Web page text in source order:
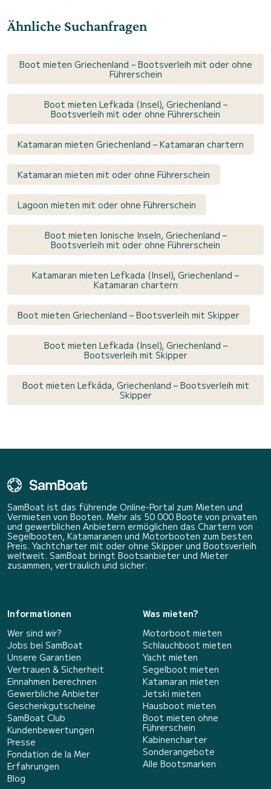
Ähnliche Suchanfragen
Boot mieten Griechenland – Bootsverleih mit oder ohne
Führerschein
Boot mieten Lefkada (Insel), Griechenland –
Bootsverleih mit oder ohne Führerschein
Katamaran mieten Griechenland – Katamaran chartern
Katamaran mieten mit oder ohne Führerschein
Lagoon mieten mit oder ohne Führerschein
Boot mieten Ionische Inseln, Griechenland –
Bootsverleih mit oder ohne Führerschein
Katamaran mieten Lefkada (Insel), Griechenland –
Katamaran chartern
Boot mieten Griechenland – Bootsverleih mit Skipper
Boot mieten Lefkada (Insel), Griechenland –
Bootsverleih mit Skipper
Boot mieten Lefkáda, Griechenland – Bootsverleih mit
Skipper
SamBoat ist das führende Online-Portal zum Mieten und
Vermieten von Booten. Mehr als 50 000 Boote von privaten
und gewerblichen Anbietern ermöglichen das Chartern von
Segelbooten, Katamaranen und Motorbooten zum besten
Preis. Yachtcharter mit oder ohne Skipper und Bootsverleih
weltweit. SamBoat bringt Bootsanbieter und Mieter
zusammen, vertraulich und sicher.
Informationen
Wer sind wir?
Jobs bei SamBoat
Unsere Garantien
Vertrauen & Sicherheit
Einnahmen berechnen
Gewerbliche Anbieter
Geschenkgutscheine
SamBoat Club
Kundenbewertungen
Presse
Fondation de la Mer
Erfahrungen
Blog
Was mieten?
Motorboot mieten
Schlauchboot mieten
Yacht mieten
Segelboot mieten
Katamaran mieten
Jetski mieten
Hausboot mieten
Boot mieten ohne
Führerschein
Kabinencharter
Sonderangebote
Alle Bootsmarken